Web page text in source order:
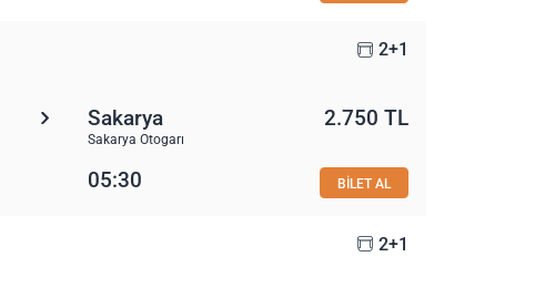
2+1
Sakarya
Sakarya Otogarı
2.750 TL
05:30 BİLET AL
2+1